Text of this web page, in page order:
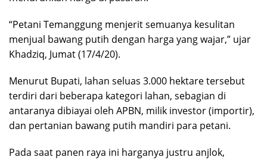
“Petani Temanggung menjerit semuanya kesulitan
menjual bawang putih dengan harga yang wajar,” ujar
Khadziq, Jumat (17/4/20).
Menurut Bupati, lahan seluas 3.000 hektare tersebut
terdiri dari beberapa kategori lahan, sebagian di
antaranya dibiayai oleh APBN, milik investor (importir),
dan pertanian bawang putih mandiri para petani.
Pada saat panen raya ini harganya justru anjlok,